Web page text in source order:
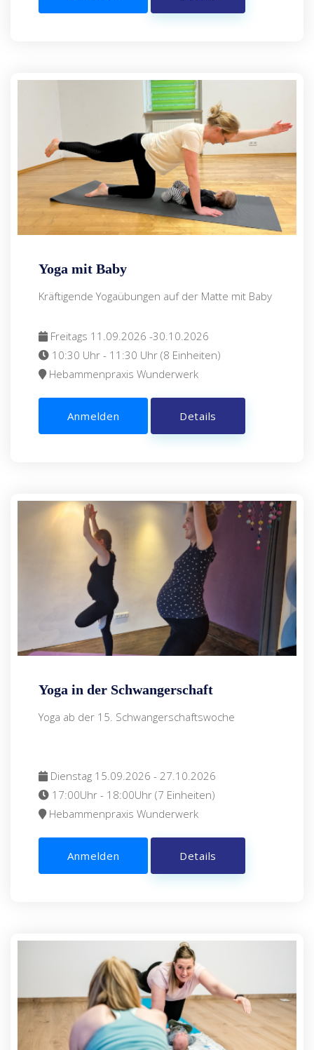
Yoga mit Baby
Kräftigende Yogaübungen auf der Matte mit Baby
Freitags 11.09.2026 -30.10.2026
10:30 Uhr - 11:30 Uhr (8 Einheiten)
Hebammenpraxis Wunderwerk
Anmelden Details
Yoga in der Schwangerschaft
Yoga ab der 15. Schwangerschaftswoche
Dienstag 15.09.2026 - 27.10.2026
17:00Uhr - 18:00Uhr (7 Einheiten)
Hebammenpraxis Wunderwerk
Anmelden Details